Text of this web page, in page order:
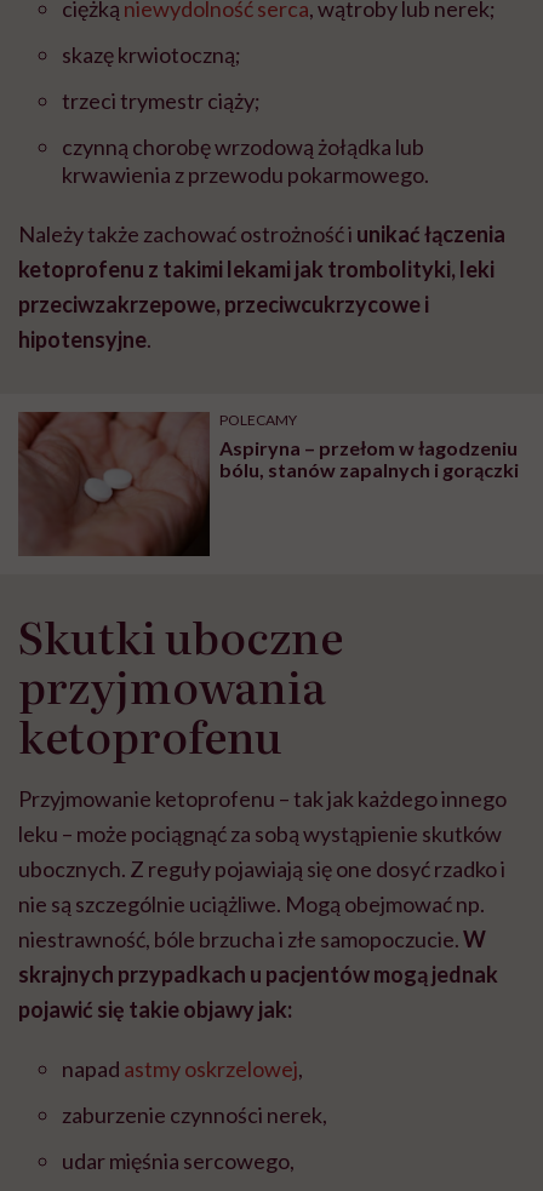
ciężką niewydolność serca, wątroby lub nerek;
skazę krwiotoczną;
trzeci trymestr ciąży;
czynną chorobę wrzodową żołądka lub
krwawienia z przewodu pokarmowego.
Należy także zachować ostrożność i unikać łączenia
ketoprofenu z takimi lekami jak trombolityki, leki
przeciwzakrzepowe, przeciwcukrzycowe i
hipotensyjne.
POLECAMY
Aspiryna – przełom w łagodzeniu
bólu, stanów zapalnych i gorączki
Skutki uboczne
przyjmowania
ketoprofenu
Przyjmowanie ketoprofenu – tak jak każdego innego
leku – może pociągnąć za sobą wystąpienie skutków
ubocznych. Z reguły pojawiają się one dosyć rzadko i
nie są szczególnie uciążliwe. Mogą obejmować np.
niestrawność, bóle brzucha i złe samopoczucie.W
skrajnych przypadkach u pacjentów mogą jednak
pojawić się takie objawy jak:
napad astmy oskrzelowej,
zaburzenie czynności nerek,
udar mięśnia sercowego,